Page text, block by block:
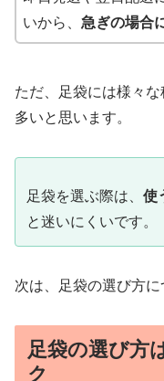
いから、 急ぎの場合
ただ、足袋には様々な
多いと思います。
足袋を選ぶ際は、 使
と迷いにくいです。
次は、足袋の選び方に
足袋の選び方
ク